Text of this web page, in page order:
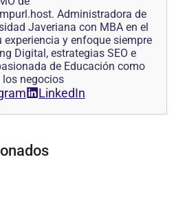
Administradora de
Javeriana con MBA en el
experiencia y enfoque siempre
Digital, estrategias SEO e
de Educación como
los negocios
LinkedIn